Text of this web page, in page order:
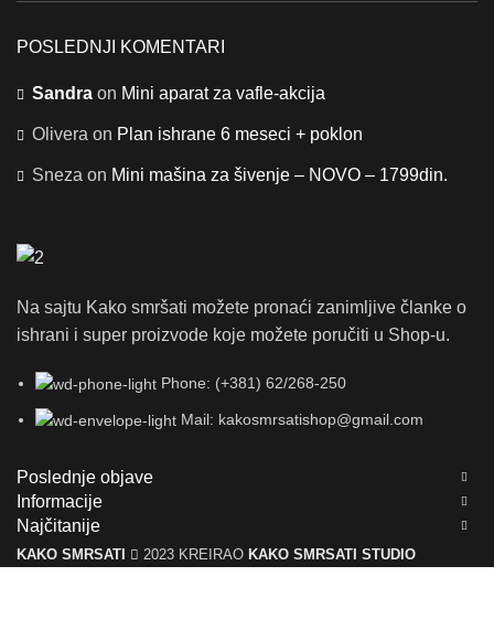
POSLEDNJI KOMENTARI
Sandra on Mini aparat za vafle-akcija
Olivera on Plan ishrane 6 meseci + poklon
Sneza on Mini mašina za šivenje – NOVO – 1799din.
Na sajtu Kako smršati možete pronaći zanimljive članke o
ishrani i super proizvode koje možete poručiti u Shop-u.
Phone: (+381) 62/268-250
Mail: kakosmrsatishop@gmail.com
Poslednje objave
Informacije
Najčitanije
KAKO SMRSATI 2023 KREIRAO KAKO SMRSATI STUDIO